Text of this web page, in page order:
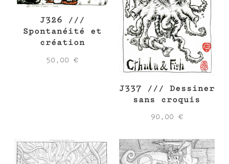
J326 ///
Spontanéité et
création
50,00€
J337 /// Dessiner
sans croquis
90,00 €